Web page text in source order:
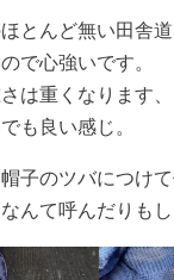
とんど無い田舎
で心強いです。
は重くなります
も良い感じ。
子のツバにつけ
んて呼んだりもし